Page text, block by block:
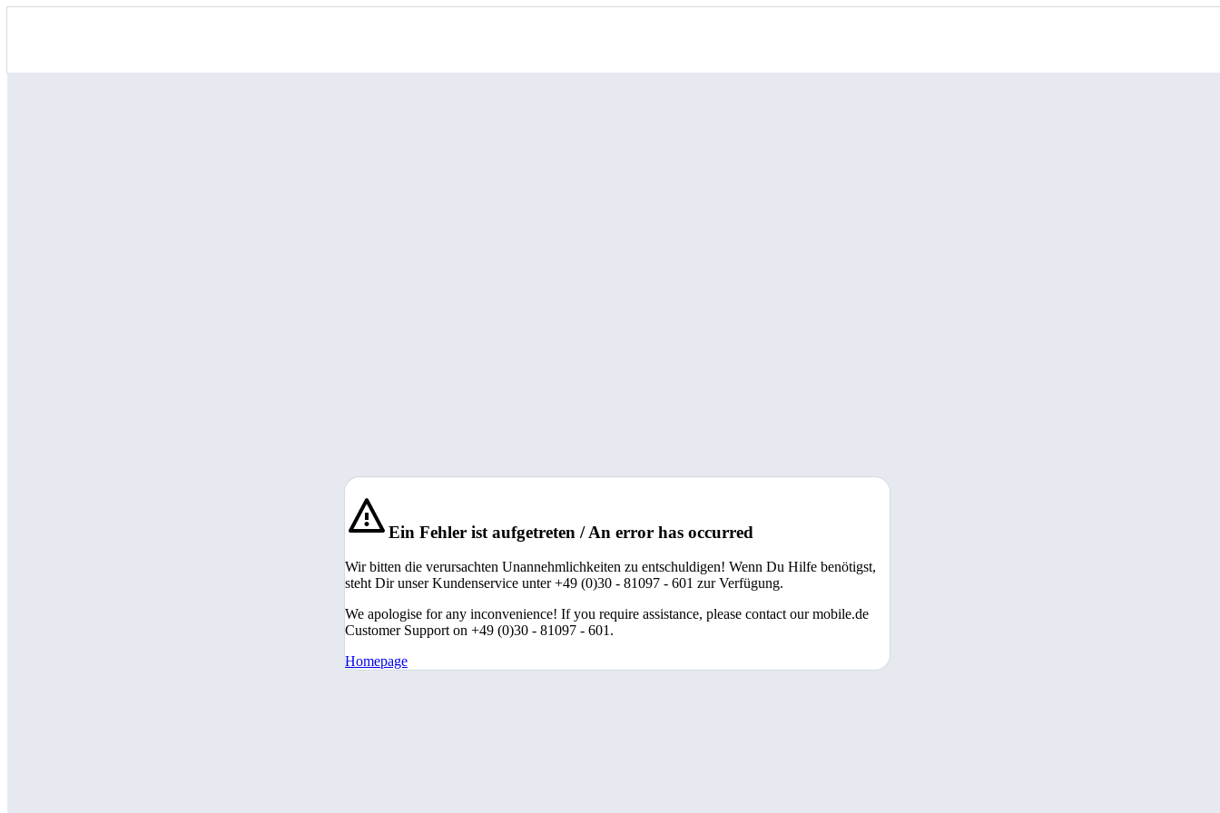
Ein Fehler ist aufgetreten / An error has occurred
Wir bitten die verursachten Unannehmlichkeiten zu entschuldigen! Wenn Du Hilfe benötigst,
steht Dir unser Kundenservice unter +49 (0)30 - 81097 - 601 zur Verfügung.
We apologise for any inconvenience! If you require assistance, please contact our mobile.de
Customer Support on +49 (0)30 - 81097 - 601.
Homepage